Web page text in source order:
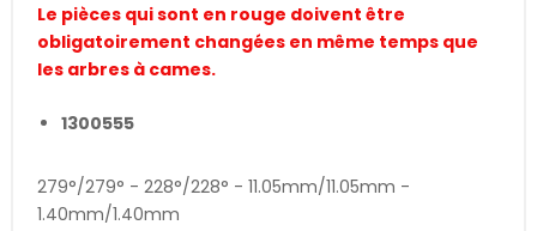
Le pièces qui sont en rouge doivent être
obligatoirement changées en même temps que
les arbres à cames.
1300555
279°/279° - 228°/228° - 11.05mm/11.05mm -
1.40mm/1.40mm